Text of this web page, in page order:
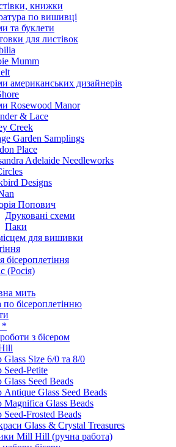
книжки
по вишивці
та буклети
для листівок
Mumm
американських дизайнерів
Rosewood Manor
& Lace
Creek
Garden Samplings
Place
Adelaide Needleworks
Designs
Попович
Друковані схеми
Паки
для вишивки
бісероплетіння
(Росія)
мить
по бісероплетінню
*
з бісером
Glass Size 6/0 та 8/0
Seed-Petite
Glass Seed Beads
Antique Glass Seed Beads
Magnifica Glass Beads
Seed-Frosted Beads
Glass & Crystal Treasures
Mill Hill (ручна работа)